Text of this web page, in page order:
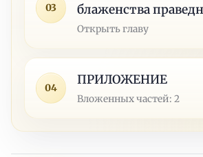
03
блаженства
Открыть главу
04
ПРИЛОЖЕНИЕ
Вложенных частей: 2